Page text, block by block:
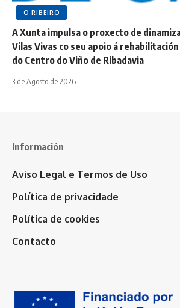
O RIBEIRO
A Xunta impulsa o proxecto de
Vilas Vivas co seu apoio á
do Centro do Viño de Ribadavia
3 de Agosto de 2026
Información
Aviso Legal e Termos de Uso
Política de privacidade
Política de cookies
Contacto